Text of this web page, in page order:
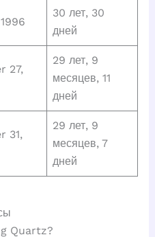
30 лет, 30
дней
27,
29 лет, 9
месяцев, 11
дней
31,
29 лет, 9
месяцев, 7
дней
Quartz?